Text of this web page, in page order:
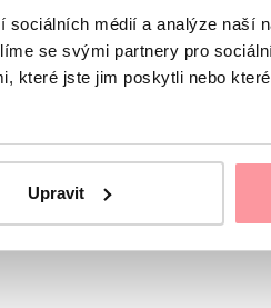
médií a analýze naší
se svými partnery pro
které jste jim poskytli nebo
Upravit
Das
an